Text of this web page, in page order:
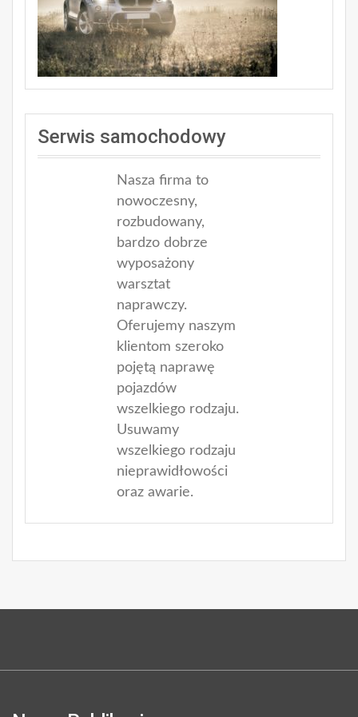
Serwis samochodowy
Nasza firma to
nowoczesny,
rozbudowany,
bardzo dobrze
wyposażony
warsztat
naprawczy.
Oferujemy naszym
klientom szeroko
pojętą naprawę
pojazdów
wszelkiego rodzaju.
Usuwamy
wszelkiego rodzaju
nieprawidłowości
oraz awarie.